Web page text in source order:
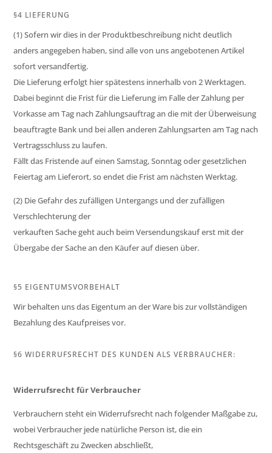
§4 LIEFERUNG
(1) Sofern wir dies in der Produktbeschreibung nicht deutlich
anders angegeben haben, sind alle von uns angebotenen Artikel
sofort versandfertig.
Die Lieferung erfolgt hier spätestens innerhalb von 2 Werktagen.
Dabei beginnt die Frist für die Lieferung im Falle der Zahlung per
Vorkasse am Tag nach Zahlungsauftrag an die mit der Überweisung
beauftragte Bank und bei allen anderen Zahlungsarten am Tag nach
Vertragsschluss zu laufen.
Fällt das Fristende auf einen Samstag, Sonntag oder gesetzlichen
Feiertag am Lieferort, so endet die Frist am nächsten Werktag.
(2) Die Gefahr des zufälligen Untergangs und der zufälligen
Verschlechterung der
verkauften Sache geht auch beim Versendungskauf erst mit der
Übergabe der Sache an den Käufer auf diesen über.
§5 EIGENTUMSVORBEHALT
Wir behalten uns das Eigentum an der Ware bis zur vollständigen
Bezahlung des Kaufpreises vor.
§6 WIDERRUFSRECHT DES KUNDEN ALS VERBRAUCHER:
Widerrufsrecht für Verbraucher
Verbrauchern steht ein Widerrufsrecht nach folgender Maßgabe zu,
wobei Verbraucher jede natürliche Person ist, die ein
Rechtsgeschäft zu Zwecken abschließt,